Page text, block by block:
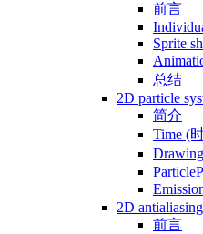
前言
Sprite
总结
2D particle
简介
Time (
2D antialiasing
前言